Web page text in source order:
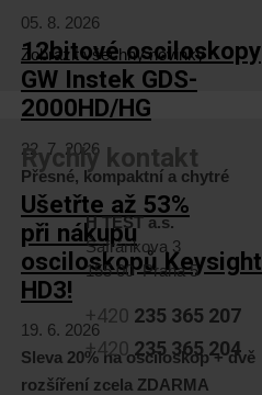
05. 8. 2026
12bitové osciloskopy
GW Instek GDS-
2000HD/HG
22. 7. 2026
Přesné, kompaktní a chytré
Ušetřte až 53%
při nákupu
osciloskopů Keysight
HD3!
19. 6. 2026
Sleva 20% na osciloskop + dvě
rozšíření zcela ZDARMA
Zobrazit všechny novinky
Rychlý kontakt
H TEST a.s.
Šafránkova 3
155 00 Praha 5
+420 235 365 207
+420 235 365 204